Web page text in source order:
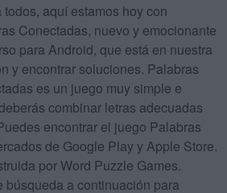
todos, aquí estamos hoy con
Conectadas, nuevo y emocionante
para Android, que está en nuestra
y encontrar soluciones. Palabras
es un juego muy simple e
combinar letras adecuadas
encontrar el juego Palabras
de Google Play y Apple Store.
por Word Puzzle Games.
búsqueda a continuación para